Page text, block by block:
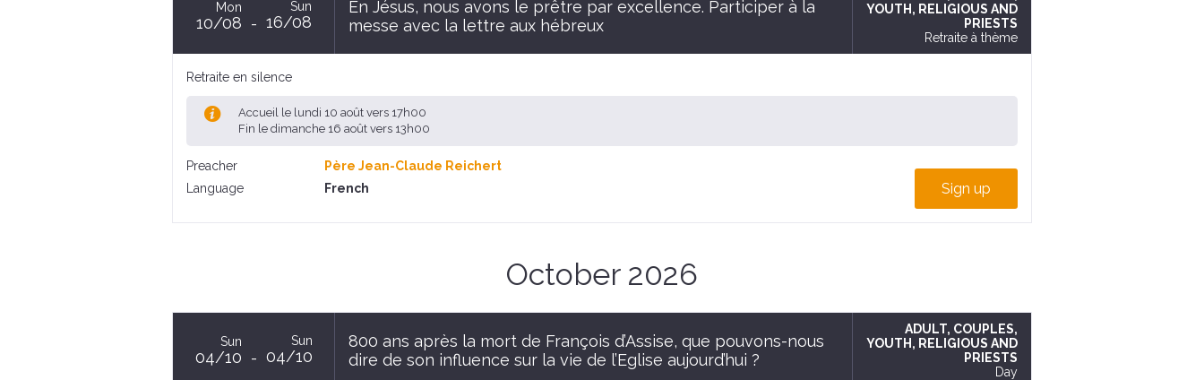
Mon
10/08
Sun
16/08
En Jésus, nous avons le prêtre par excellence. Participer à la
messe avec la lettre aux hébreux
YOUTH , RELIGIOUS AND
PRIESTS
Retraite à thème
Retraite en silence
Accueil le lundi 10 août vers 17h00
Fin le dimanche 16 août vers 13h00
Preacher
Père Jean-Claude Reichert
Language
French Sign up
October 2026
Sun
04/10
Sun
04/10
800 ans après la mort de François d’Assise, que pouvons-nous
dire de son influence sur la vie de l’Eglise aujourd’hui ?
ADULT, COUPLES,
YOUTH , RELIGIOUS AND
PRIESTS
Day